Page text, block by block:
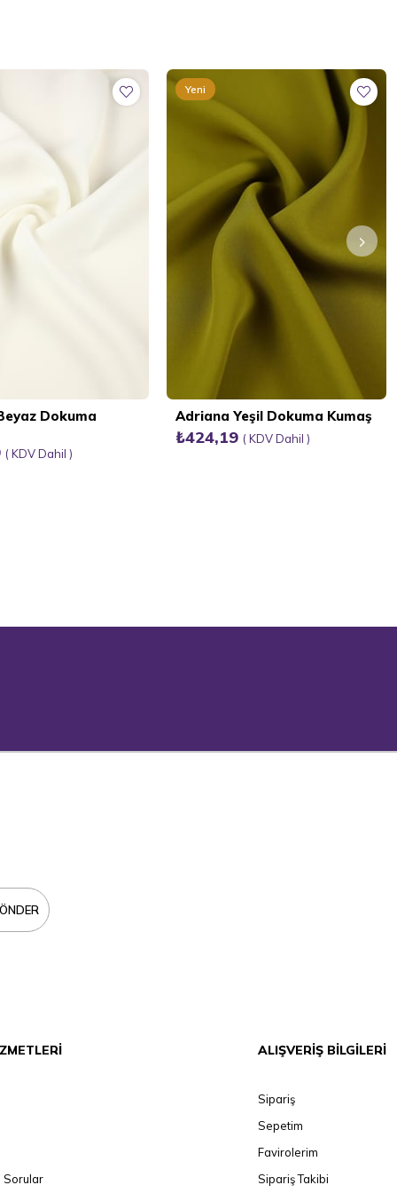
Dokuma
KDV Dahil
Adriana Yeşil Dokuma Kumaş
₺424,19 KDV Dahil
Yeni
Sorular
ALIŞVERİŞ BİLGİLERİ
Sipariş
Sepetim
Favirolerim
Sipariş Takibi